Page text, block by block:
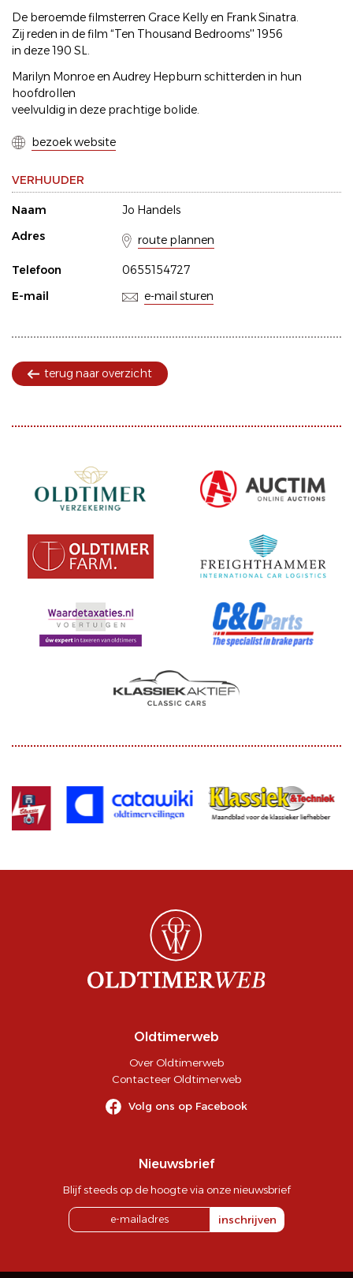
De beroemde filmsterren Grace Kelly en Frank Sinatra.
Zij reden in de film “Ten Thousand Bedrooms'' 1956
in deze 190 SL.
Marilyn Monroe en Audrey Hepburn schitterden in hun
hoofdrollen
veelvuldig in deze prachtige bolide.
bezoek website
VERHUUDER
Naam
Jo Handels
Adres
route plannen
Telefoon
0655154727
E-mail
e-mail sturen
terug naar overzicht
Oldtimerweb
Over Oldtimerweb
Contacteer Oldtimerweb
Volg ons op Facebook
Nieuwsbrief
Blijf steeds op de hoogte via onze nieuwsbrief
inschrijven